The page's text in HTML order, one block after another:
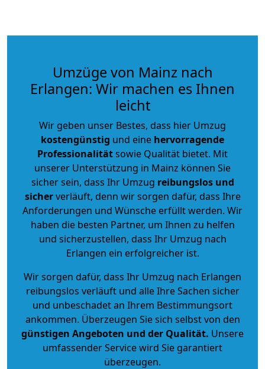
Umzüge von Mainz nach
Erlangen: Wir machen es Ihnen
leicht
Wir geben unser Bestes, dass hier Umzug
kostengünstig und eine hervorragende
Professionalitätsowie Qualität bietet. Mit
unserer Unterstützung in Mainz können Sie
sicher sein, dass Ihr Umzug reibungslos und
sicherverläuft, denn wir sorgen dafür, dass Ihre
Anforderungen und Wünsche erfüllt werden. Wir
haben die besten Partner, um Ihnen zu helfen
und sicherzustellen, dass Ihr Umzug nach
Erlangen ein erfolgreicher ist.
Wir sorgen dafür, dass Ihr Umzug nach Erlangen
reibungslos verläuft und alle Ihre Sachen sicher
und unbeschadet an Ihrem Bestimmungsort
ankommen. Überzeugen Sie sich selbst von den
günstigen Angeboten und der Qualität. Unsere
umfassender Service wird Sie garantiert
überzeugen.